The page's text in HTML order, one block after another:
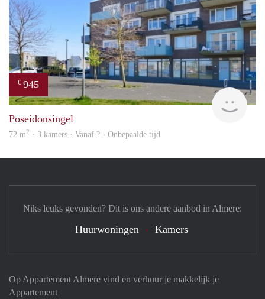
€ 945
rent
Poseidonsingel
72 m2 · 3 kamers · Vanaf ? - Onbepaalde tijd
Op Appartement Almere vind en verhuur je makkelijk je
Appartement
Niks leuks gevonden? Dit is ons andere aanbod in Almere:
Huurwoningen Kamers